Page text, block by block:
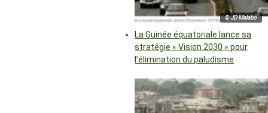
© JD Malabo
La Guinée équatoriale lance sa
stratégie « Vision 2030 » pour
l’élimination du paludisme